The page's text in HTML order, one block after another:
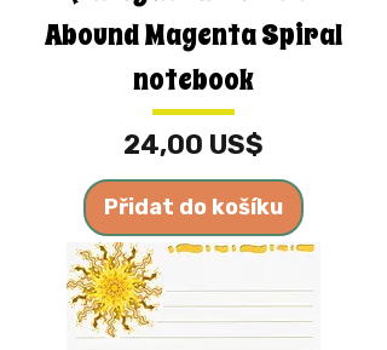
Abound Magenta Spiral
notebook
Cena
24,00 US$
Přidat do košíku